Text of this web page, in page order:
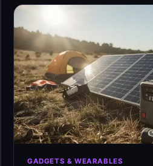
GADGETS & WEARABLES